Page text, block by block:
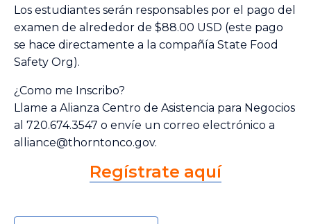
Los estudiantes serán responsables por el pago del
examen de alrededor de $88.00 USD (este pago
se hace directamente a la compañía State Food
Safety Org).
¿Como me Inscribo?
Llame a Alianza Centro de Asistencia para Negocios
al 720.674.3547 o envíe un correo electrónico a
alliance@thorntonco.gov.
Regístrate aquí